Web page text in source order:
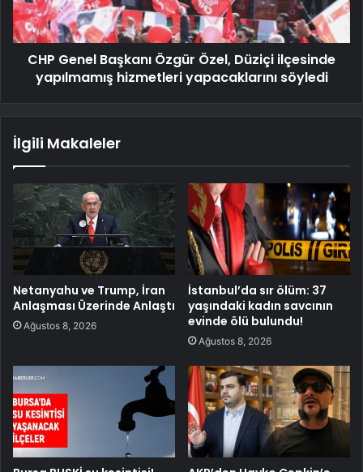
CHP Genel Başkanı Özgür Özel, Düziçi ilçesinde
yapılmamış hizmetleri yapacaklarını söyledi
İlgili Makaleler
Netanyahu ve Trump, İran
Anlaşması Üzerinde Anlaştı
Ağustos 8, 2026
İstanbul’da sır ölüm: 37
yaşındaki kadın savcının
evinde ölü bulundu!
Ağustos 8, 2026